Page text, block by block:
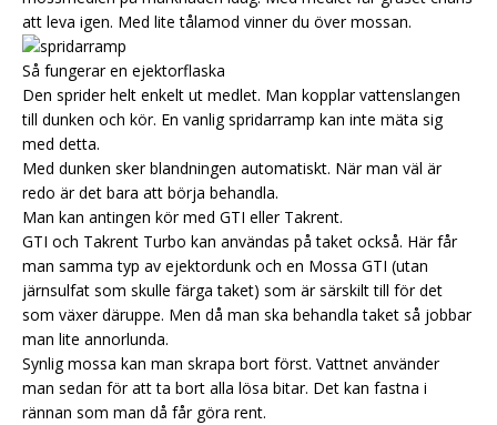
att leva igen. Med lite tålamod vinner du över mossan.
Så fungerar en ejektorflaska
Den sprider helt enkelt ut medlet. Man kopplar vattenslangen
till dunken och kör. En vanlig spridarramp kan inte mäta sig
med detta.
Med dunken sker blandningen automatiskt. När man väl är
redo är det bara att börja behandla.
Man kan antingen kör med GTI eller Takrent.
GTI och Takrent Turbo kan användas på taket också. Här får
man samma typ av ejektordunk och en Mossa GTI (utan
järnsulfat som skulle färga taket) som är särskilt till för det
som växer däruppe. Men då man ska behandla taket så jobbar
man lite annorlunda.
Synlig mossa kan man skrapa bort först. Vattnet använder
man sedan för att ta bort alla lösa bitar. Det kan fastna i
rännan som man då får göra rent.